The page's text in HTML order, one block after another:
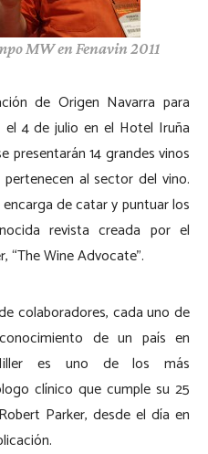
MW en Fenavin 2011
de Origen Navarra para
4 de julio en el Hotel Iruña
presentarán 14 grandes vinos
al sector del vino.
de catar y puntuar los
revista creada por el
Wine Advocate”.
colaboradores, cada uno de
de un país en
es uno de los más
clínico que cumple su 25
Parker, desde el día en